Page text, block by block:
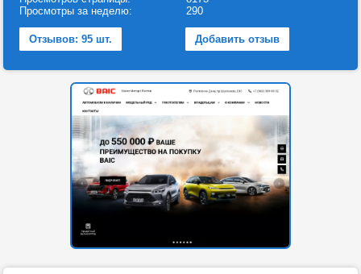
Просмотры за неделю:
290
Отзывов: 95 шт. Добавить отзыв